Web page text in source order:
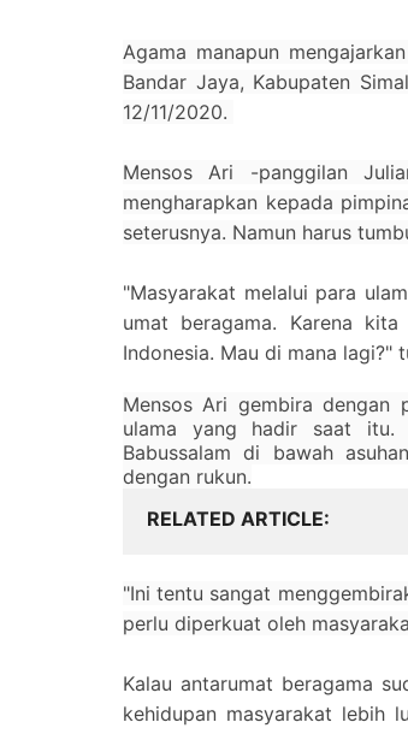
Agama manapun
Bandar Jaya, Kabupaten
12/11/2020.
Mensos Ari -panggilan
mengharapkan kepada
seterusnya. Namun harus
"Masyarakat melalui para
umat beragama. Karena
Indonesia. Mau di mana lagi?"
Mensos Ari gembira dengan
ulama yang hadir saat itu.
Babussalam di bawah
dengan rukun.
RELATED ARTICLE
"Ini tentu sangat
perlu diperkuat oleh
Kalau antarumat beragama
kehidupan masyarakat lebih